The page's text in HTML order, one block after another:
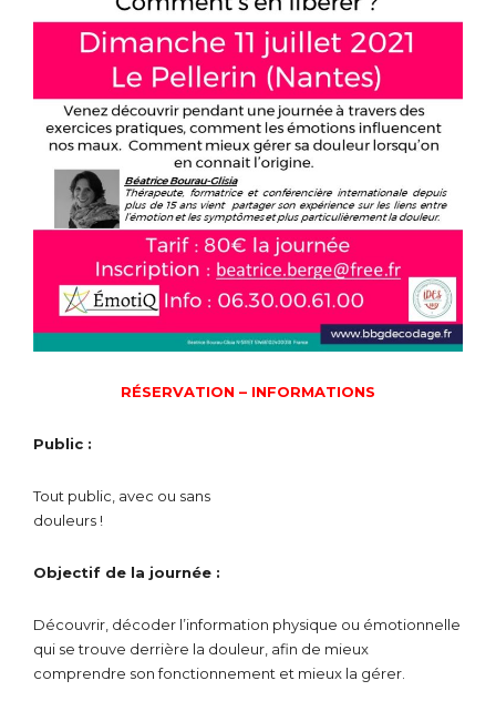
RÉSERVATION – INFORMATIONS
Public :
Tout public, avec ou sans
douleurs !
Objectif de la journée :
Découvrir, décoder l’information physique ou émotionnelle
qui se trouve derrière la douleur, afin de mieux
comprendre son fonctionnement et mieux la gérer.